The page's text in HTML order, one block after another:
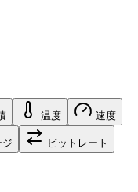
温度 速度
ビットレート